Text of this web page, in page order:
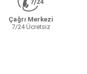
Çağrı Merkezi
7/24 Ücretsiz